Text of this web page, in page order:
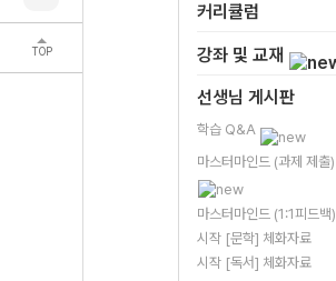
TOP
커리큘럼
강좌 및 교재
선생님 게시판
학습 Q&A
마스터마인드 (과제 제출)
마스터마인드 (1:1피드백)
시작 [문학] 체화자료
시작 [독서] 체화자료